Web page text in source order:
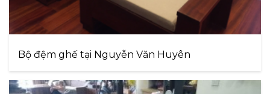
Bộ đệm ghế tại Nguyễn Văn Huyên